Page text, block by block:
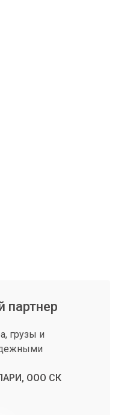
партнер
грузы и
ООО СК